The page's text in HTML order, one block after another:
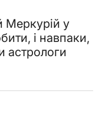
Меркурій у
і навпаки,
астрологи